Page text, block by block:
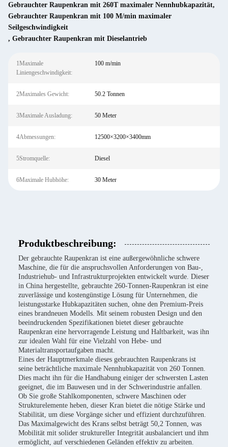
Gebrauchter Raupenkran mit 260T maximaler Nennhubkapazität,
Gebrauchter Raupenkran mit 100 M/min maximaler
Seilgeschwindigkeit
, Gebrauchter Raupenkran mit Dieselantrieb
1Maximale
Liniengeschwindigkeit:
100 m/min
2Maximales Gewicht: 50.2 Tonnen
3Maximale Ausladung: 50 Meter
4Abmessungen: 12500×3200×3400mm
5Stromquelle: Diesel
6Maximale Hubhöhe: 30 Meter
Produktbeschreibung:
Der gebrauchte Raupenkran ist eine außergewöhnliche schwere
Maschine, die für die anspruchsvollen Anforderungen von Bau-,
Industriehub- und Infrastrukturprojekten entwickelt wurde. Dieser
in China hergestellte, gebrauchte 260-Tonnen-Raupenkran ist eine
zuverlässige und kostengünstige Lösung für Unternehmen, die
leistungsstarke Hubkapazitäten suchen, ohne den Premium-Preis
eines brandneuen Modells. Mit seinem robusten Design und den
beeindruckenden Spezifikationen bietet dieser gebrauchte
Raupenkran eine hervorragende Leistung und Haltbarkeit, was ihn
zur idealen Wahl für eine Vielzahl von Hebe- und
Materialtransportaufgaben macht.
Eines der Hauptmerkmale dieses gebrauchten Raupenkrans ist
seine beträchtliche maximale Nennhubkapazität von 260 Tonnen.
Dies macht ihn für die Handhabung einiger der schwersten Lasten
geeignet, die im Bauwesen und in der Schwerindustrie anfallen.
Ob Sie große Stahlkomponenten, schwere Maschinen oder
Strukturelemente heben, dieser Kran bietet die nötige Stärke und
Stabilität, um diese Vorgänge sicher und effizient durchzuführen.
Das Maximalgewicht des Krans selbst beträgt 50,2 Tonnen, was
Mobilität mit solider struktureller Integrität ausbalanciert und ihm
ermöglicht, auf verschiedenen Geländen effektiv zu arbeiten.